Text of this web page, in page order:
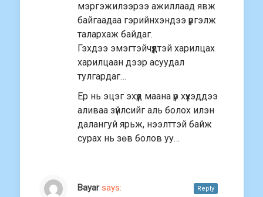
мэргэжилээрээ ажиллаад явж
байгаадаа гэрийнхэндээ үргэлж
талархаж байдаг.
Гэхдээ эмэгтэйчүүдтэй харилцах
харилцаан дээр асуудал
тулгардаг…
Ер нь эцэг эхүүд маана үр хүүхэддээ
аливаа зүйлсийг аль болох илэн
далангуй ярьж, нээлттэй байж
сурах нь зөв болов уу…
Bayar says: Reply